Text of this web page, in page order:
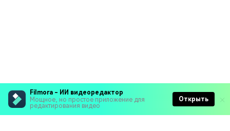
Filmora - ИИ видеоредактор
Мощное, но простое приложение для
редактирования видео
Открыть